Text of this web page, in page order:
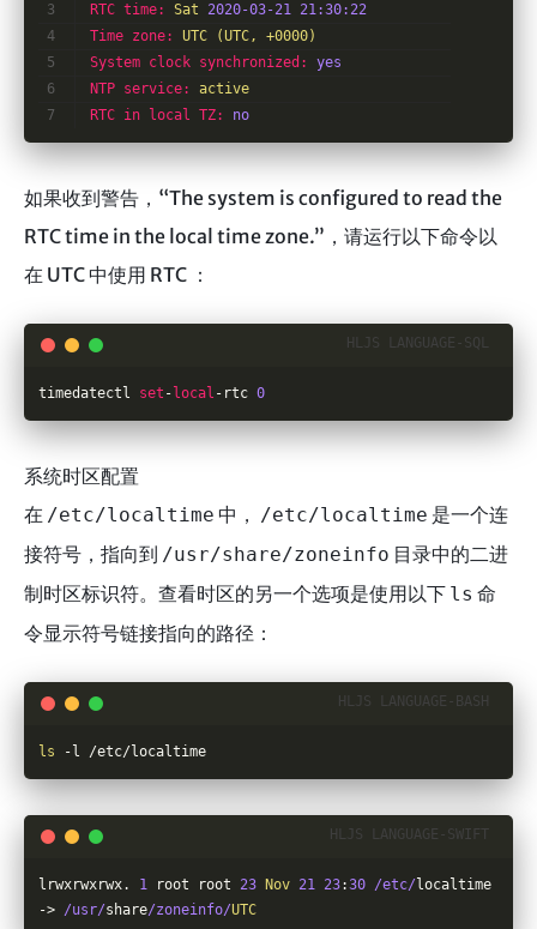
RTC time:
Sat 2020-03-21 21:30:22
Time zone:
UTC (UTC,
+0000)
System clock synchronized:
yes
NTP service:
active
RTC in local TZ:
no
如果收到警告，“The system is configured to read the
RTC time in the local time zone.”，请运行以下命令以
在 UTC 中使用 RTC ：
timedatectl set - local - rtc 0
系统时区配置
在 /etc/localtime 中， /etc/localtime 是一个连
接符号，指向到 /usr/share/zoneinfo 目录中的二进
制时区标识符。查看时区的另一个选项是使用以下 ls 命
令显示符号链接指向的路径：
ls -l /etc/localtime
lrwxrwxrwx. 1 root root 23 Nov 21 23:30 /etc/localtime
-> /usr/share/zoneinfo/UTC